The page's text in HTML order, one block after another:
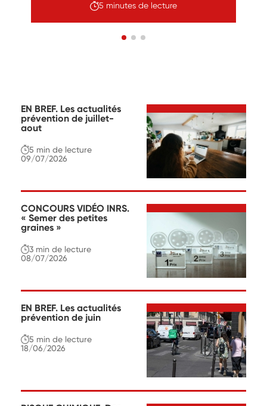
5 minutes de lecture
EN BREF. Les actualités
prévention de juillet-
aout
5 minde lecture
09/07/2026
CONCOURS VIDÉO INRS.
« Semer des petites
graines »
3 minde lecture
08/07/2026
EN BREF. Les actualités
prévention de juin
5 minde lecture
18/06/2026